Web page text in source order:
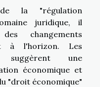
la "régulation
juridique, il
changements
à l'horizon. Les
suggèrent une
économique et
"droit économique"